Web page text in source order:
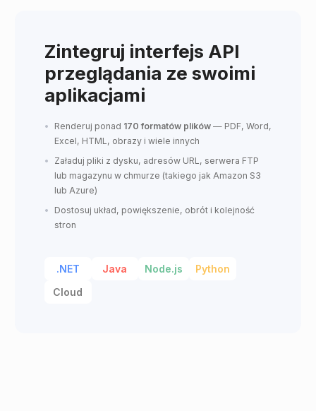
Zintegruj interfejs API
przeglądania ze swoimi
aplikacjami
Renderuj ponad 170 formatów plików — PDF, Word,
Excel, HTML, obrazy i wiele innych
Załaduj pliki z dysku, adresów URL, serwera FTP
lub magazynu w chmurze (takiego jak Amazon S3
lub Azure)
Dostosuj układ, powiększenie, obrót i kolejność
stron
.NET Java Node.js
Python
Cloud